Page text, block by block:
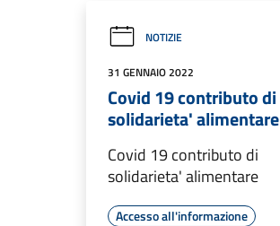
NOTIZIE
31 GENNAIO 2022
Covid 19 contributo di
solidarieta' alimentare
Covid 19 contributo di
solidarieta' alimentare
Accesso all'informazione